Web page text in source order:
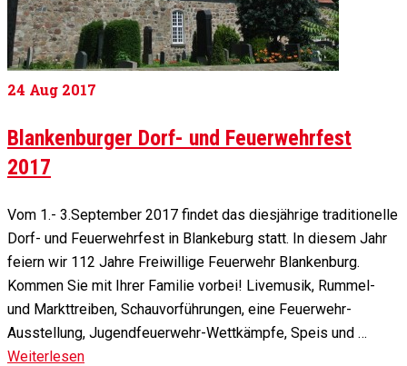
24 Aug 2017
Blankenburger Dorf- und Feuerwehrfest
2017
Vom 1.- 3.September 2017 findet das diesjährige traditionelle
Dorf- und Feuerwehrfest in Blankeburg statt. In diesem Jahr
feiern wir 112 Jahre Freiwillige Feuerwehr Blankenburg.
Kommen Sie mit Ihrer Familie vorbei! Livemusik, Rummel-
und Markttreiben, Schauvorführungen, eine Feuerwehr-
Ausstellung, Jugendfeuerwehr-Wettkämpfe, Speis und …
Weiterlesen